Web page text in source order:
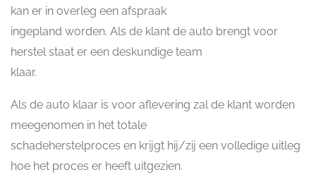
kan er in overleg een afspraak
ingepland worden. Als de klant de auto brengt voor
herstel staat er een deskundige team
klaar.
Als de auto klaar is voor aflevering zal de klant worden
meegenomen in het totale
schadeherstelproces en krijgt hij/zij een volledige uitleg
hoe het proces er heeft uitgezien.